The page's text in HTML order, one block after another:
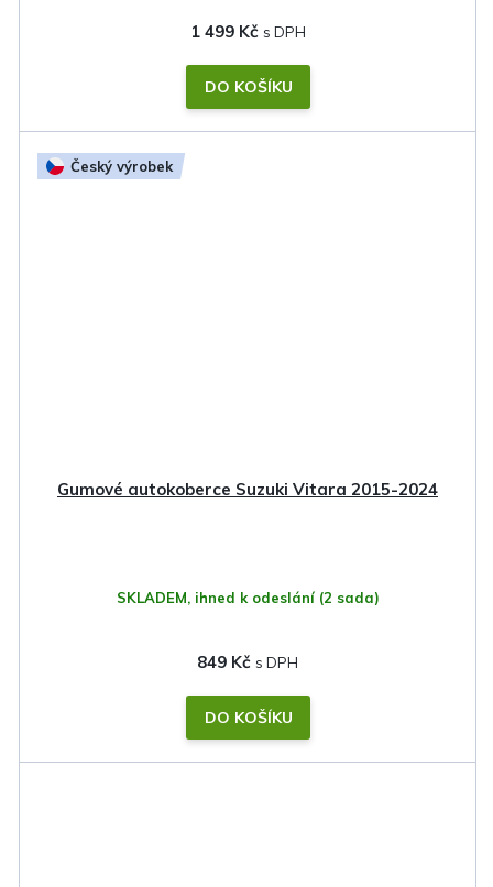
1 499 Kč
DO KOŠÍKU
Český výrobek
Gumové autokoberce Suzuki Vitara 2015-2024
SKLADEM, ihned k odeslání (2 sada)
849 Kč
DO KOŠÍKU